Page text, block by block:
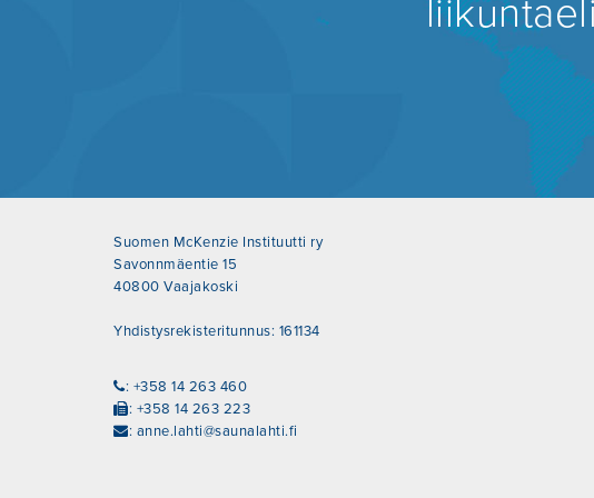
Suomen McKenzie Instituutti ry
Savonnmäentie 15
40800 Vaajakoski
Yhdistysrekisteritunnus: 161134
: +358 14 263 460
: +358 14 263 223
: anne.lahti@saunalahti.fi